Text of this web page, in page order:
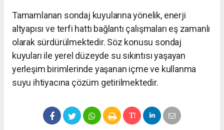
Tamamlanan sondaj kuyularına yönelik, enerji
altyapısı ve terfi hattı bağlantı çalışmaları eş zamanlı
olarak sürdürülmektedir. Söz konusu sondaj
kuyuları ile yerel düzeyde su sıkıntısı yaşayan
yerleşim birimlerinde yaşanan içme ve kullanma
suyu ihtiyacına çözüm getirilmektedir.